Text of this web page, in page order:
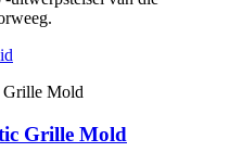
Grille Mold